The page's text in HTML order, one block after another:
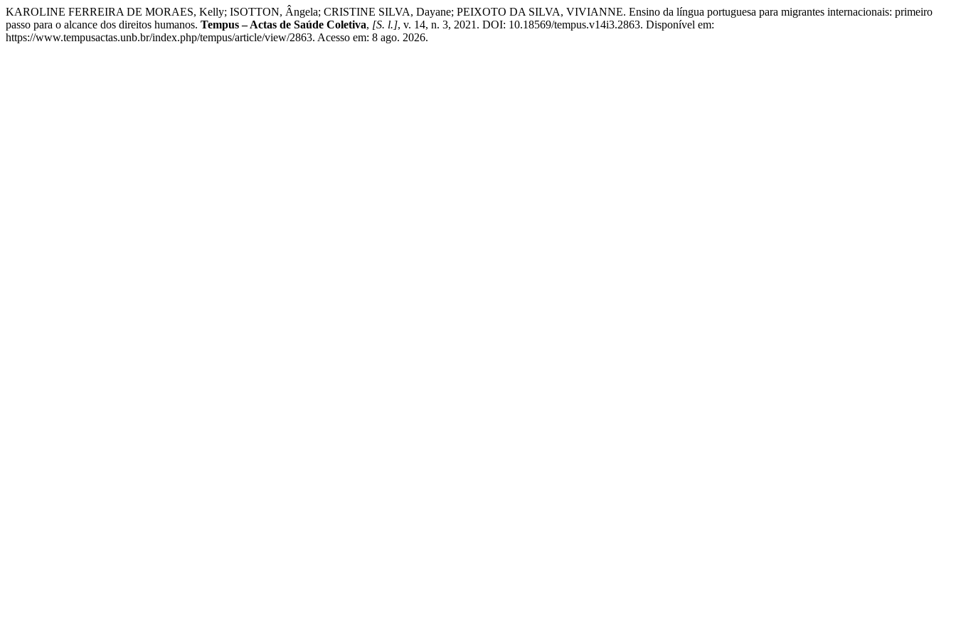
KAROLINE FERREIRA DE MORAES, Kelly; ISOTTON, Ângela; CRISTINE SILVA, Dayane; PEIXOTO DA SILVA, VIVIANNE. Ensino da língua portuguesa para migrantes internacionais: primeiro
passo para o alcance dos direitos humanos. Tempus – Actas de Saúde Coletiva, [S. l.], v. 14, n. 3, 2021. DOI: 10.18569/tempus.v14i3.2863. Disponível em:
https://www.tempusactas.unb.br/index.php/tempus/article/view/2863. Acesso em: 8 ago. 2026.